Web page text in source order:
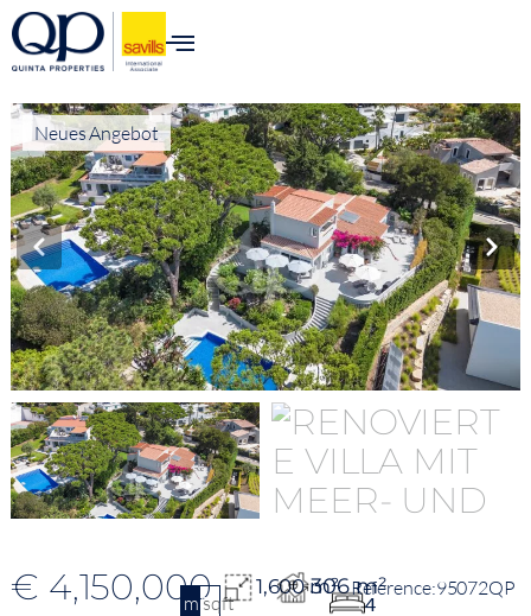
Neues Angebot
€ 4,150,000
m2sqft
1,600 m²306 m²
4
95072QP